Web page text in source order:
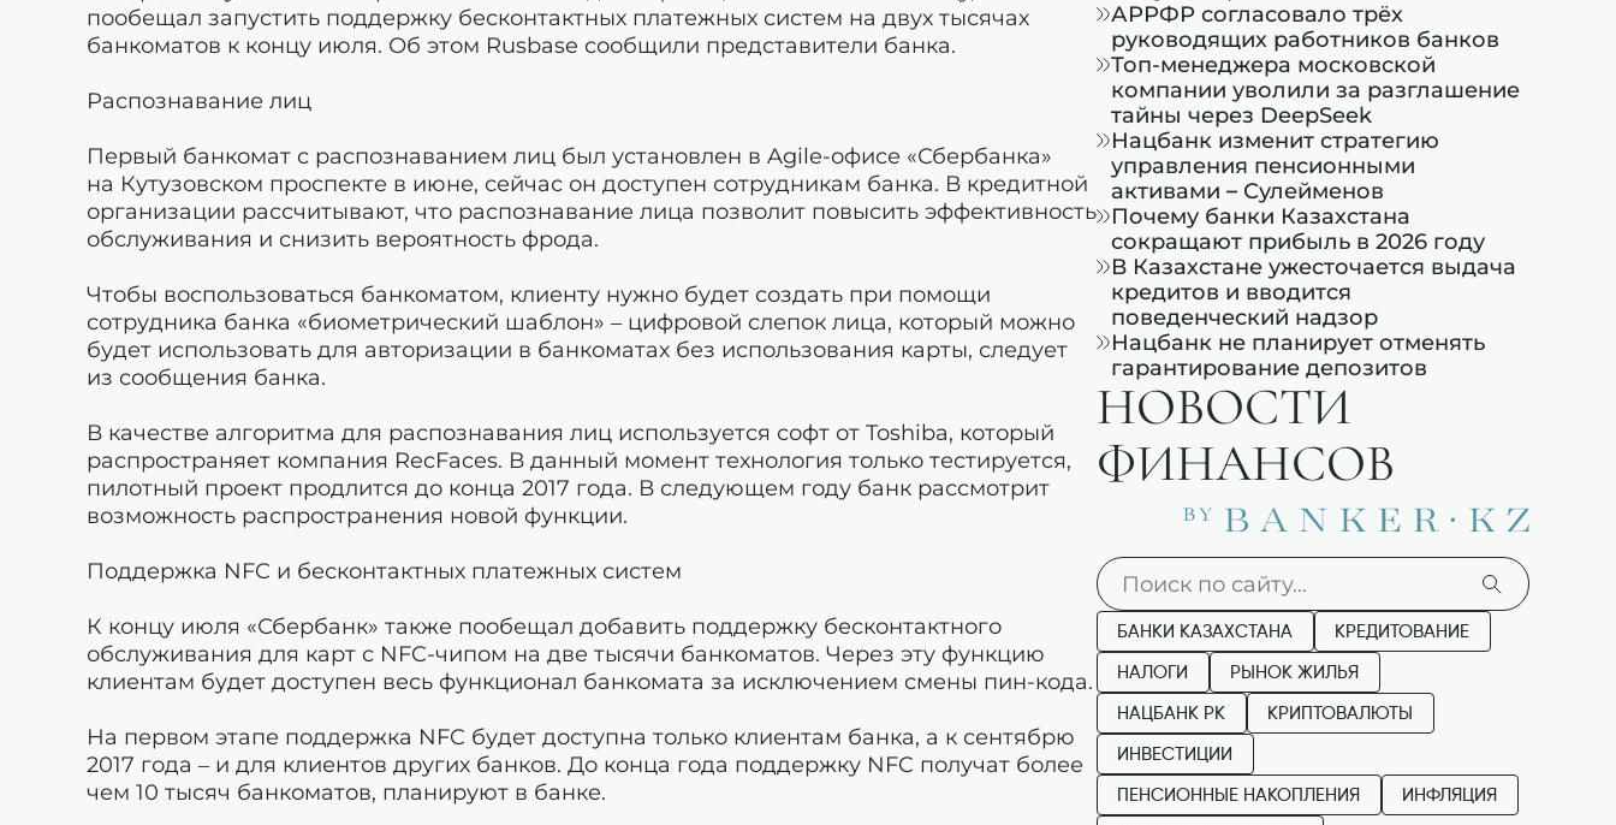
пообещал запустить поддержку бесконтактных платежных систем на двух тысячах
банкоматов к концу июля. Об этом Rusbase сообщили представители банка.
Распознавание лиц
Первый банкомат с распознаванием лиц был установлен в Agile-офисе «Сбербанка»
на Кутузовском проспекте в июне, сейчас он доступен сотрудникам банка. В кредитной
организации рассчитывают, что распознавание лица позволит повысить эффективность
обслуживания и снизить вероятность фрода.
Чтобы воспользоваться банкоматом, клиенту нужно будет создать при помощи
сотрудника банка «биометрический шаблон» – цифровой слепок лица, который можно
будет использовать для авторизации в банкоматах без использования карты, следует
из сообщения банка.
В качестве алгоритма для распознавания лиц используется софт от Toshiba, который
распространяет компания RecFaces. В данный момент технология только тестируется,
пилотный проект продлится до конца 2017 года. В следующем году банк рассмотрит
возможность распространения новой функции.
Поддержка NFC и бесконтактных платежных систем
К концу июля «Сбербанк» также пообещал добавить поддержку бесконтактного
обслуживания для карт с NFC-чипом на две тысячи банкоматов. Через эту функцию
клиентам будет доступен весь функционал банкомата за исключением смены пин-кода.
На первом этапе поддержка NFC будет доступна только клиентам банка, а к сентябрю
2017 года – и для клиентов других банков. До конца года поддержку NFC получат более
чем 10 тысяч банкоматов, планируют в банке.
АРРФР согласовало трёх
руководящих работников банков
Топ-менеджера московской
компании уволили за разглашение
тайны через DeepSeek
Нацбанк изменит стратегию
управления пенсионными
активами – Сулейменов
Почему банки Казахстана
сокращают прибыль в 2026 году
В Казахстане ужесточается выдача
кредитов и вводится
поведенческий надзор
Нацбанк не планирует отменять
гарантирование депозитов
НОВОСТИ
ФИНАНСОВ
БАНКИ КАЗАХСТАНА КРЕДИТОВАНИЕ
НАЛОГИ РЫНОК ЖИЛЬЯ
НАЦБАНК РК КРИПТОВАЛЮТЫ
ИНВЕСТИЦИИ
ПЕНСИОННЫЕ НАКОПЛЕНИЯ ИНФЛЯЦИЯ